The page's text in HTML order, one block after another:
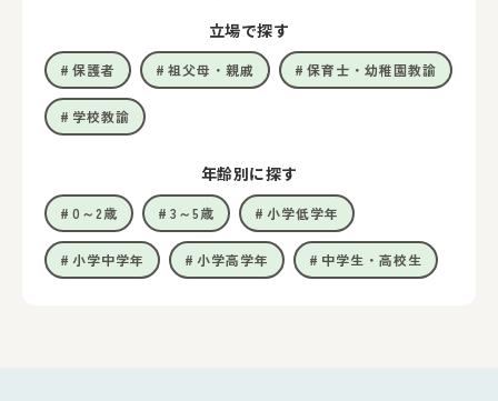
立場で探す
保護者 祖父母・親戚 保育士・幼稚園教諭
学校教諭
年齢別に探す
0～2歳 3～5歳 小学低学年
小学中学年 小学高学年 中学生・高校生